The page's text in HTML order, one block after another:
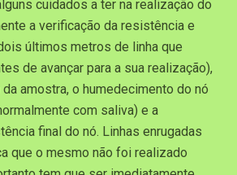
cuidados a ter na realização do
a verificação da resistência e
últimos metros de linha que
de avançar para a sua realização),
amostra, o humedecimento do nó
com saliva) e a
final do nó. Linhas enrugadas
que o mesmo não foi realizado